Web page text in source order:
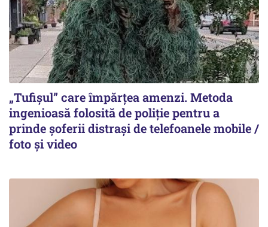
„Tufișul” care împărțea amenzi. Metoda
ingenioasă folosită de poliție pentru a
prinde șoferii distrași de telefoanele mobile /
foto și video